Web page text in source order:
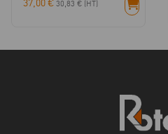
37,00€ 30,83 € (HT)